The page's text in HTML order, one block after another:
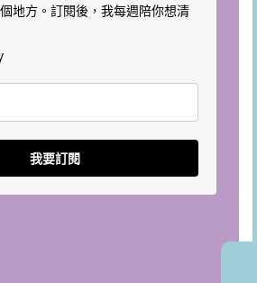
地方。訂閱後，我每週陪你想清
我要訂閱